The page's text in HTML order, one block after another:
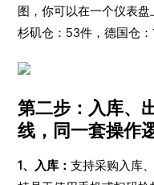
图，你可以在一个仪表
杉矶仓：53件，德国仓：
第二步：入库
线，同一套操作
1、入库：支持采购入库